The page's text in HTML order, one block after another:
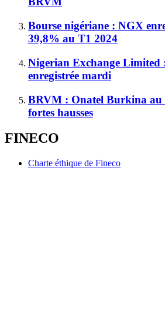
Bourse nigériane : NGX
39,8% au T1 2024
Nigerian Exchange Limited
enregistrée mardi
BRVM : Onatel Burkina au
fortes hausses
FINECO
Charte éthique de Fineco